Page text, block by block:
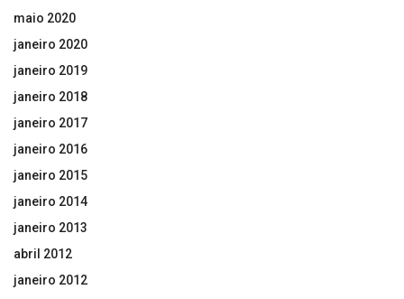
maio 2020
janeiro 2020
janeiro 2019
janeiro 2018
janeiro 2017
janeiro 2016
janeiro 2015
janeiro 2014
janeiro 2013
abril 2012
janeiro 2012